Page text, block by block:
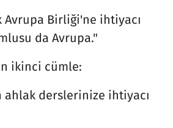
Avrupa Birliği'ne ihtiyacı
da Avrupa."
ikinci cümle:
derslerinize ihtiyacı